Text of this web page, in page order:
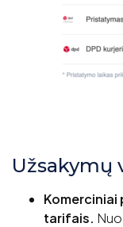
Užsakymų
Komerciniai
tarifais.